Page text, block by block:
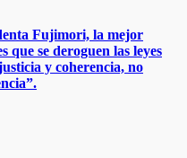
Fujimori, la mejor
se deroguen las leyes
y coherencia, no